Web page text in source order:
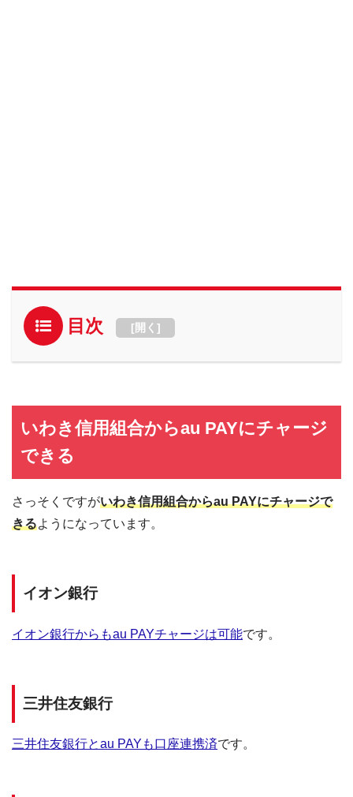
目次 [開く ]
いわき信用組合からau PAYにチャージ
できる
さっそくですがいわき信用組合からau PAYにチャージで
きるようになっています。
イオン銀行
イオン銀行からもau PAYチャージは可能です。
三井住友銀行
三井住友銀行とau PAYも口座連携済です。